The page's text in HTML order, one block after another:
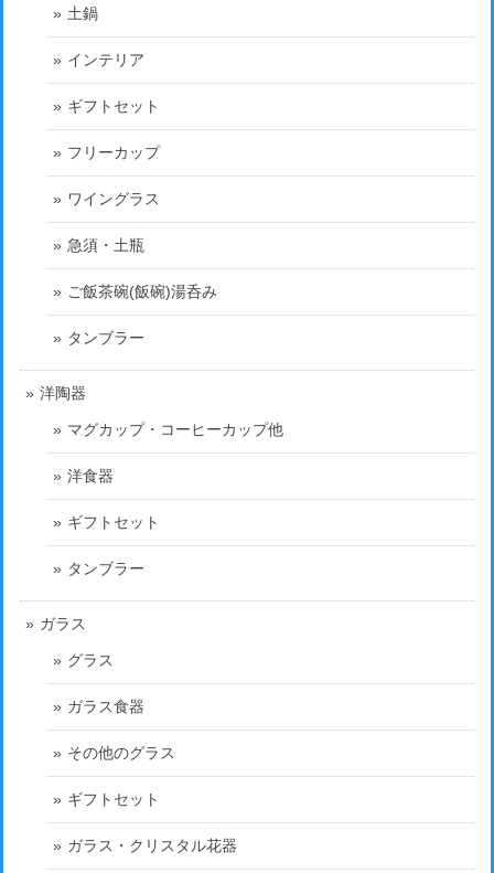
土鍋
インテリア
ギフトセット
フリーカップ
ワイングラス
急須・土瓶
ご飯茶碗(飯碗)湯呑み
タンブラー
洋陶器
マグカップ・コーヒーカップ他
洋食器
ギフトセット
タンブラー
ガラス
グラス
ガラス食器
その他のグラス
ギフトセット
ガラス・クリスタル花器